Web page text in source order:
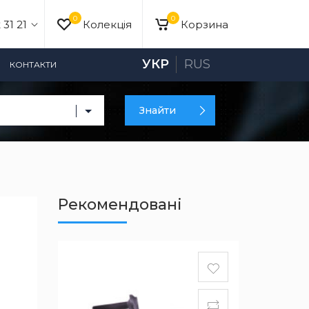
0 Корзина
21 0 Колекція
КОНТАКТИ УКР RUS
Знайти
Рекомендовані